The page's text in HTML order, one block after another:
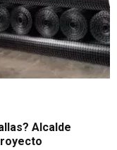
Alcalde